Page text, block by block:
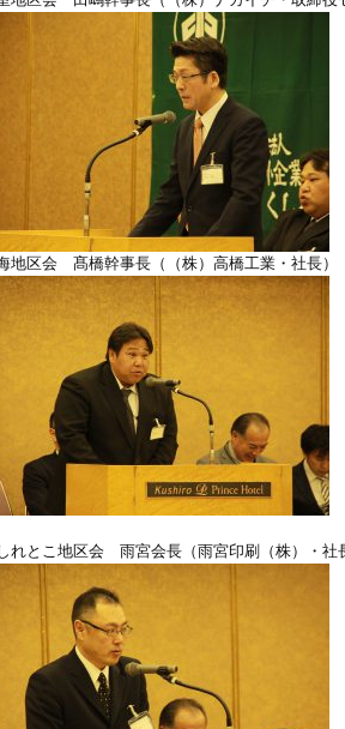
地区会 髙橋幹事長（（株）高橋工業・社長）
れとこ地区会 雨宮会長（雨宮印刷（株）・社